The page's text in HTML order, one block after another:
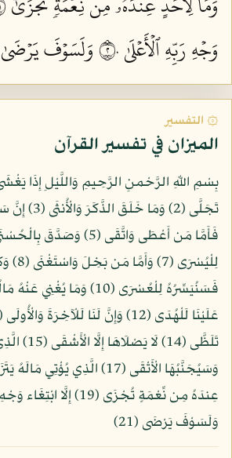
وَجۡهِ رَبِّهِ ٱلۡأَعۡلَىٰ ٢٠
وَلَسَوۡفَ يَرۡضَىٰ ٢١
۞ التفسير
الميزان في تفسير القرآن
وَلَسَوْفَ يَرْضَى (21)